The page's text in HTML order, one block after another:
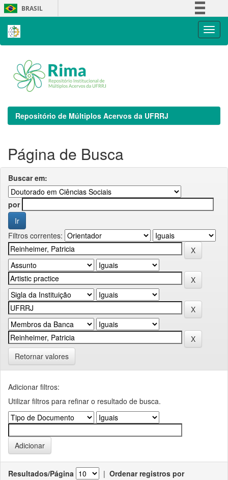
Skip
navigation
BRASIL
Repositório de Múltiplos Acervos da UFRRJ
Página de Busca
Buscar em:
por
Filtros correntes:
Retornar valores
Adicionar filtros:
Utilizar filtros para refinar o resultado de busca.
Resultados/Página | Ordenar registros por